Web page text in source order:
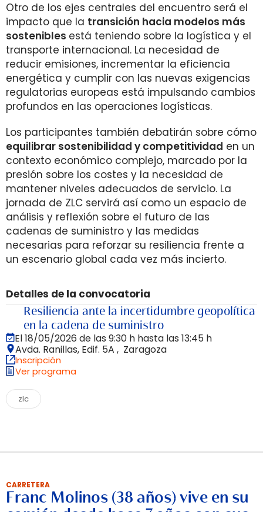
Otro de los ejes centrales del encuentro será el
impacto que la transición hacia modelos más
sostenibles está teniendo sobre la logística y el
transporte internacional. La necesidad de
reducir emisiones, incrementar la eficiencia
energética y cumplir con las nuevas exigencias
regulatorias europeas está impulsando cambios
profundos en las operaciones logísticas.
Los participantes también debatirán sobre cómo
equilibrar sostenibilidad y competitividad en un
contexto económico complejo, marcado por la
presión sobre los costes y la necesidad de
mantener niveles adecuados de servicio. La
jornada de ZLC servirá así como un espacio de
análisis y reflexión sobre el futuro de las
cadenas de suministro y las medidas
necesarias para reforzar su resiliencia frente a
un escenario global cada vez más incierto.
Detalles de la convocatoria
Resiliencia ante la incertidumbre geopolítica
en la cadena de suministro
El 18/05/2026 de las 9:30 h hasta las 13:45 h
Avda. Ranillas, Edif. 5A , Zaragoza
Inscripción
Ver programa
zlc
CARRETERA
Franc Molinos (38 años) vive en su